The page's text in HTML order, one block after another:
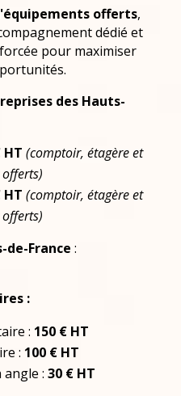
offerts,
dédié et
pour maximiser
des Hauts-
HT (comptoir, étagère et
HT (comptoir, étagère et
de-France :
:
: 150 € HT
: 100 € HT
angle : 30 € HT